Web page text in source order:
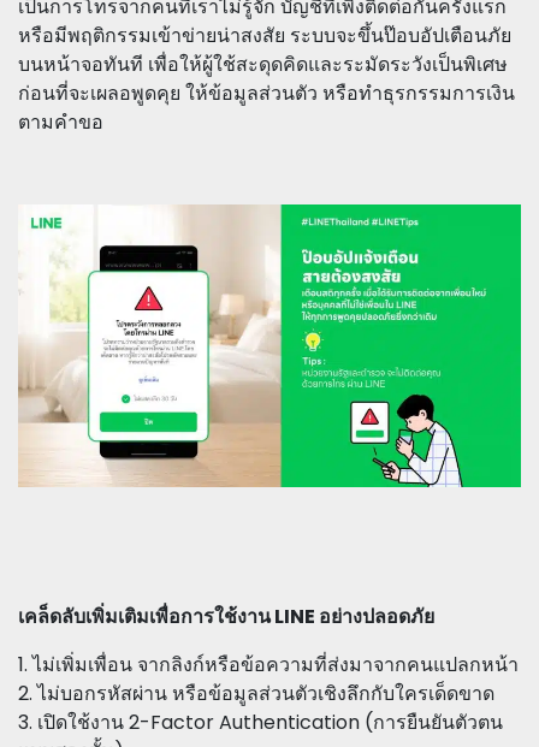
เป็นการโทรจากคนที่เราไม่รู้จัก บัญชีที่เพิ่งติดต่อกันครั้งแรก
หรือมีพฤติกรรมเข้าข่ายน่าสงสัย ระบบจะขึ้นป๊อบอัปเตือนภัย
บนหน้าจอทันที เพื่อให้ผู้ใช้สะดุดคิดและระมัดระวังเป็นพิเศษ
ก่อนที่จะเผลอพูดคุย ให้ข้อมูลส่วนตัว หรือทำธุรกรรมการเงิน
ตามคำขอ
เคล็ดลับเพิ่มเติมเพื่อการใช้งาน LINE อย่างปลอดภัย
1. ไม่เพิ่มเพื่อน จากลิงก์หรือข้อความที่ส่งมาจากคนแปลกหน้า
2. ไม่บอกรหัสผ่าน หรือข้อมูลส่วนตัวเชิงลึกกับใครเด็ดขาด
3. เปิดใช้งาน 2-Factor Authentication (การยืนยันตัวตน